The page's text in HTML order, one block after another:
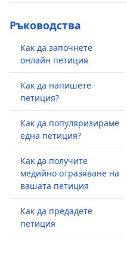
Ръководства
Как да започнете
онлайн петиция
Как да напишете
петиция?
Как да популяризираме
една петиция?
Как да получите
медийно отразяване на
вашата петиция
Как да предадете
петиция